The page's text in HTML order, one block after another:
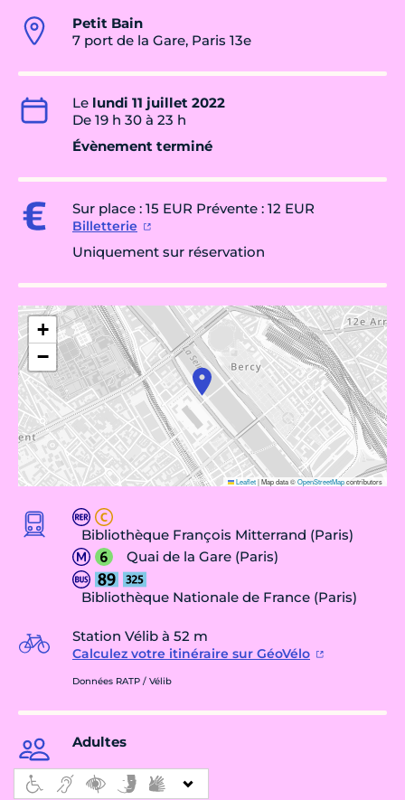
Petit Bain
7 port de la Gare, Paris 13e
Le lundi 11 juillet 2022
De 19 h 30 à 23 h
Évènement terminé
Sur place : 15 EUR Prévente : 12 EUR
Billetterie
Uniquement sur réservation
+
−
Leaflet|Map data ©OpenStreetMapcontributors
Bibliothèque François Mitterrand (Paris)
Quai de la Gare (Paris)
Bibliothèque Nationale de France (Paris)
Station Vélib à 52 m
Calculez votre itinéraire sur GéoVélo
Données RATP / Vélib
Adultes